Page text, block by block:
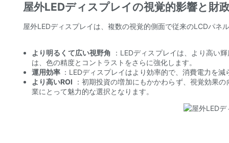
屋外LEDディスプレイの視覚的影響と財
屋外LEDディスプレイは、複数の視覚的側面で従来のLCDパネ
より明るくて広い視野角
：LEDディスプレイは、より高い
は、色の精度とコントラストをさらに強化します。
運用効率 ：LEDディスプレイはより効率的で、消費電力を
より高いROI
：初期投資の増加にもかかわらず、視覚効果
業にとって魅力的な選択となります。